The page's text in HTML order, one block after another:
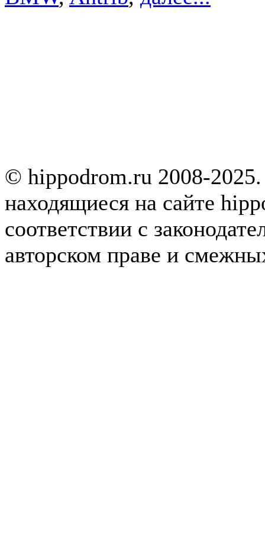
© hippodrom.ru 2008-
находящиеся на сайте
соответствии с
авторском праве и